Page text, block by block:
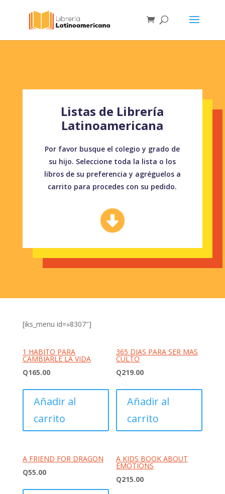
Listas de Librería
Latinoamericana
Por favor busque el colegio y grado de
su hijo. Seleccione toda la lista o los
libros de su preferencia y agréguelos a
carrito para procedes con su pedido.

[iks_menu id=»8307″]
1 HABITO PARA
CAMBIARLE LA VIDA
Q165.00
Añadir al
carrito
365 DIAS PARA SER MAS
CULTO
Q219.00
Añadir al
carrito
A FRIEND FOR DRAGON
Q55.00
A KIDS BOOK ABOUT
EMOTIONS
Q215.00